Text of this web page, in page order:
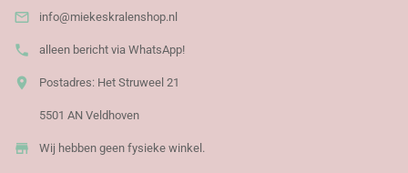
 info@miekeskralenshop.nl
 alleen bericht via WhatsApp!
 Postadres: Het Struweel 21
5501 AN Veldhoven
 Wij hebben geen fysieke winkel.